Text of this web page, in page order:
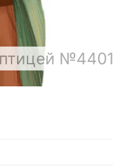
№4401